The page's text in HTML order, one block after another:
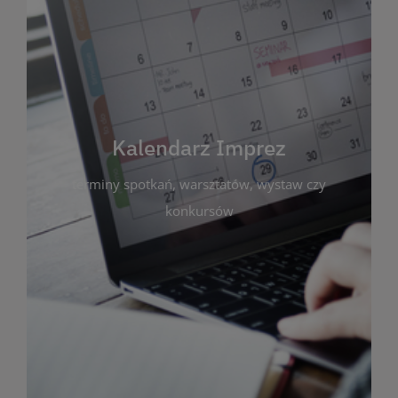
Kalendarz Imprez
terminy spotkań, warsztatów, wystaw czy
konkursów
Kalendarz Imprez
Zakładka ta gromadzi wszystkie planowane
wydarzenia kulturalne i edukacyjne organizowane
przez bibliotekę. Możesz tu sprawdzić terminy
spotkań, warsztatów, wystaw czy konkursów.
Dzięki przejrzystemu kalendarzowi łatwo
zaplanujesz udział w interesujących Cię
wydarzeniach. Aktualizujemy harmonogram na
bieżąco, by zawsze był zgodny z planem pracy
biblioteki. Zapraszamy do śledzenia i uczestnictwa
w życiu kulturalnym miasta!
WIĘCEJ